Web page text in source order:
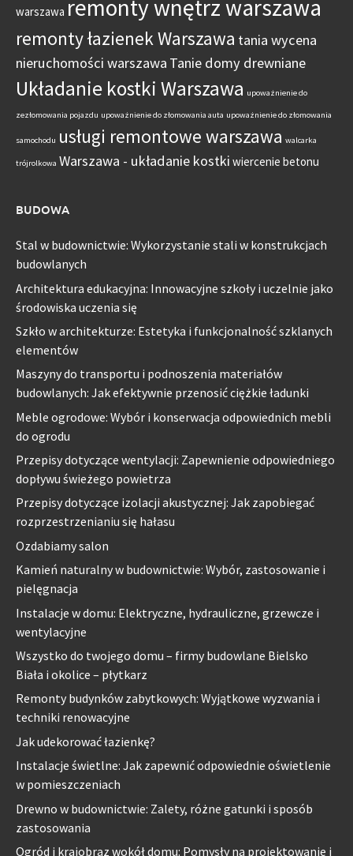
warszawa remonty wnętrz warszawa
remonty łazienek Warszawa tania wycena
nieruchomości warszawa Tanie domy drewniane
Układanie kostki Warszawa upoważnienie do
zezłomowania pojazdu upoważnienie do złomowania auta upoważnienie do złomowania
samochodu usługi remontowe warszawa walcarka
trójrolkowa Warszawa - układanie kostki wiercenie betonu
BUDOWA
Stal w budownictwie: Wykorzystanie stali w konstrukcjach
budowlanych
Architektura edukacyjna: Innowacyjne szkoły i uczelnie jako
środowiska uczenia się
Szkło w architekturze: Estetyka i funkcjonalność szklanych
elementów
Maszyny do transportu i podnoszenia materiałów
budowlanych: Jak efektywnie przenosić ciężkie ładunki
Meble ogrodowe: Wybór i konserwacja odpowiednich mebli
do ogrodu
Przepisy dotyczące wentylacji: Zapewnienie odpowiedniego
dopływu świeżego powietrza
Przepisy dotyczące izolacji akustycznej: Jak zapobiegać
rozprzestrzenianiu się hałasu
Ozdabiamy salon
Kamień naturalny w budownictwie: Wybór, zastosowanie i
pielęgnacja
Instalacje w domu: Elektryczne, hydrauliczne, grzewcze i
wentylacyjne
Wszystko do twojego domu – firmy budowlane Bielsko
Biała i okolice – płytkarz
Remonty budynków zabytkowych: Wyjątkowe wyzwania i
techniki renowacyjne
Jak udekorować łazienkę?
Instalacje świetlne: Jak zapewnić odpowiednie oświetlenie
w pomieszczeniach
Drewno w budownictwie: Zalety, różne gatunki i sposób
zastosowania
Ogród i krajobraz wokół domu: Pomysły na projektowanie i